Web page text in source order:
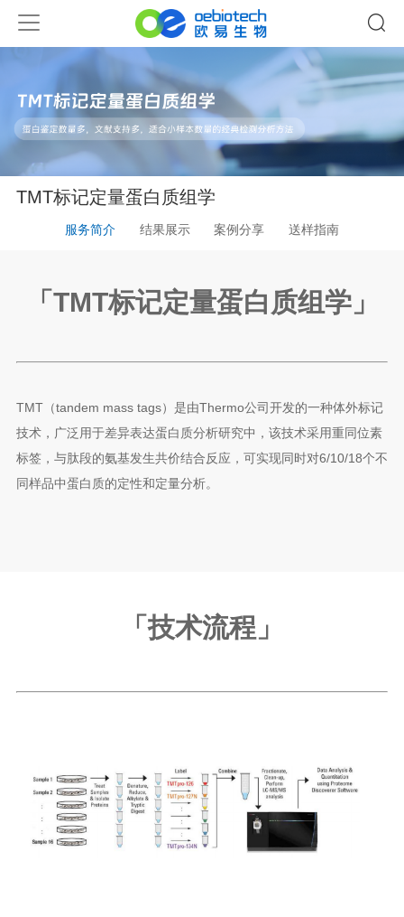
TMT标记定量蛋白质组学
服务简介 结果展示 案例分享 送样指南
「TMT标记定量蛋白质组学」
TMT（tandem mass tags）是由Thermo公司开发的一种体外标记
技术，广泛用于差异表达蛋白质分析研究中，该技术采用重同位素
标签，与肽段的氨基发生共价结合反应，可实现同时对6/10/18个不
同样品中蛋白质的定性和定量分析。
「技术流程 」